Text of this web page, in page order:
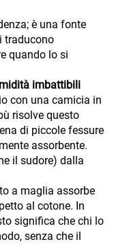
è una fonte
traducono
quando lo si
imbattibili
con una camicia in
risolve questo
di piccole fessure
assorbente.
il sudore) dalla
a maglia assorbe
al cotone. In
significa che chi lo
senza che il